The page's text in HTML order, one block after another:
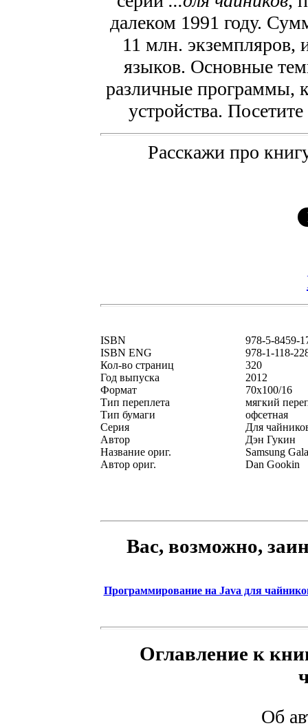
далеком 1991 году.
11 млн. экземпляров,
языков. Основные
различные программы,
устройства.
Расскажи про
ISBN
978-5-8459-
ISBN ENG
978-1-118-
Кол-во страниц
320
Год выпуска
2012
Формат
70x100/16
Тип переплета
мягкий
Тип бумаги
офсетная
Серия
Для
Автор
Дэн Гукин
Название ориг.
Samsung
Автор ориг.
Dan Gookin
Вас, возможно,
Программирование на Java для
Оглавление к
Об